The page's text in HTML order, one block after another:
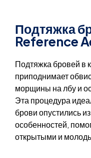
Подтяжка
Reference
Подтяжка бровей в
приподнимает
морщины на лбу и
Эта процедура
брови опустились
особенностей,
открытыми и